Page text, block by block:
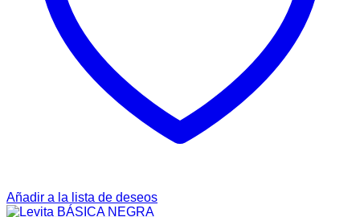
Añadir a la lista de deseos